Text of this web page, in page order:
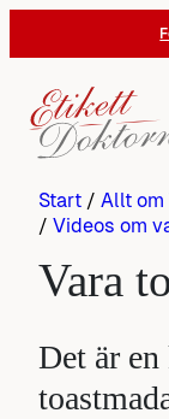
Start / Allt om
/ Videos om
Vara
Det är